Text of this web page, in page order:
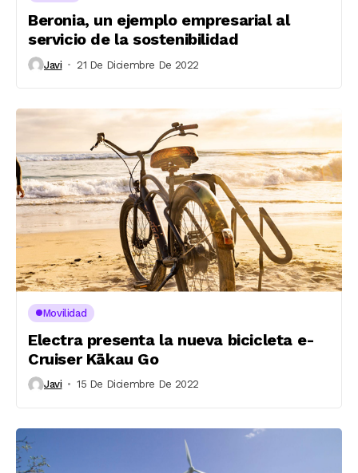
Beronia, un ejemplo empresarial al
servicio de la sostenibilidad
Javi 21 De Diciembre De 2022
Movilidad
Electra presenta la nueva bicicleta e-
Cruiser Kākau Go
Javi 15 De Diciembre De 2022